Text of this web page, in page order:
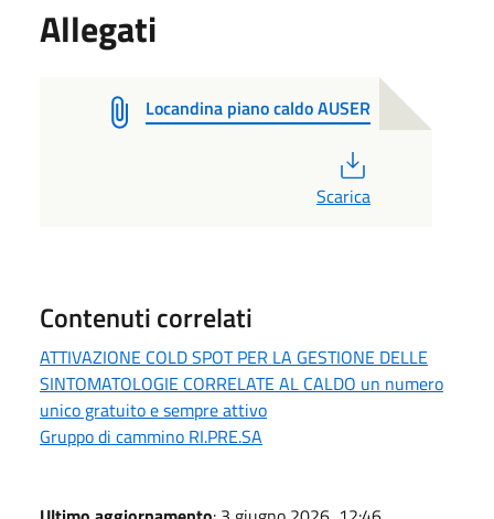
Allegati
Locandina piano caldo AUSER
Scarica
Contenuti correlati
ATTIVAZIONE COLD SPOT PER LA GESTIONE DELLE
SINTOMATOLOGIE CORRELATE AL CALDO un numero
unico gratuito e sempre attivo
Gruppo di cammino RI.PRE.SA